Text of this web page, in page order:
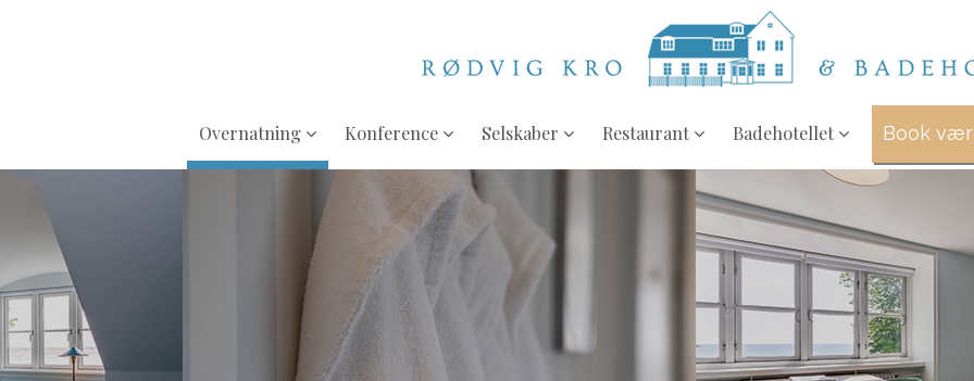
Overnatning Konference Selskaber Restaurant Badehotellet Book